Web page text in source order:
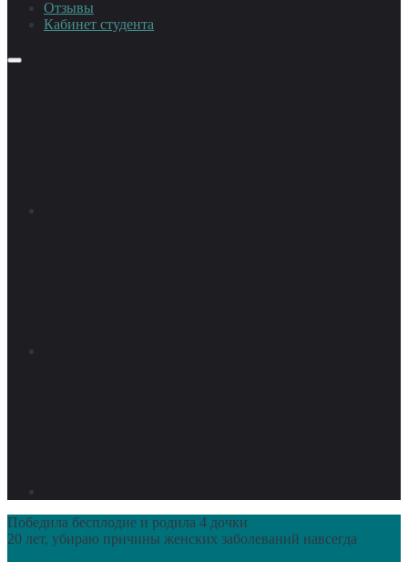
Отзывы
Кабинет студента
Победила бесплодие и родила 4 дочки
20 лет, убираю причины женских заболеваний навсегда